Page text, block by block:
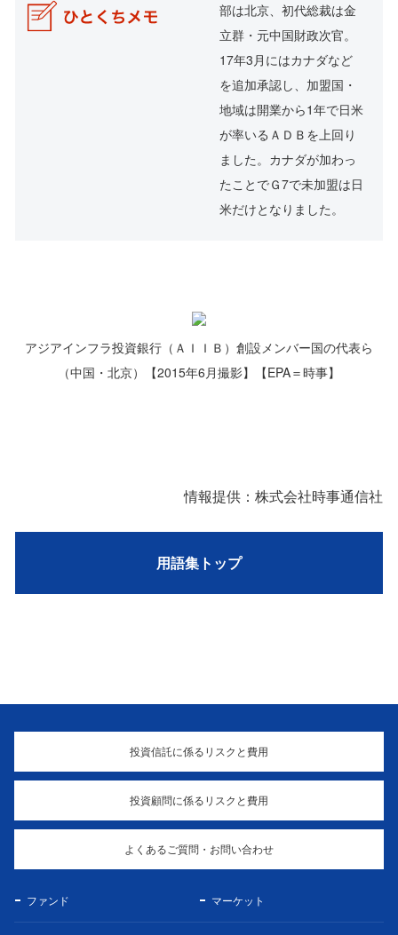
部は北京、初代総裁は金
立群・元中国財政次官。
17年3月にはカナダなど
を追加承認し、加盟国・
地域は開業から1年で日米
が率いるＡＤＢを上回り
ました。カナダが加わっ
たことでＧ7で未加盟は日
米だけとなりました。
アジアインフラ投資銀行（ＡＩＩＢ）創設メンバー国の代表ら
（中国・北京）【2015年6月撮影】【EPA＝時事】
情報提供：株式会社時事通信社
用語集トップ
投資信託に係るリスクと費用
投資顧問に係るリスクと費用
よくあるご質問・お問い合わせ
ファンド マーケット